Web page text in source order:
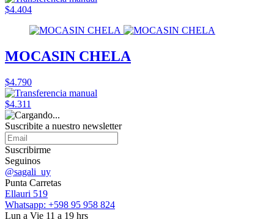
$4.404
MOCASIN CHELA
$4.790
$4.311
Suscribite a nuestro newsletter
Suscribirme
Seguinos
@sagali_uy
Punta Carretas
Ellauri 519
Whatsapp: +598 95 958 824
Lun a Vie 11 a 19 hrs